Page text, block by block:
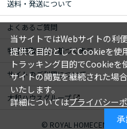
送料・発送について
よくあるご質問
特定商取引法に基づく表示
サイトのご利用について
大和ハウスグループ
© ROYAL HOMECENTER
当サイトではWebサイトの利
提供を目的としてCookieを使
トラッキング目的でCookieを
サイトの閲覧を継続された場
いたします。
詳細についてはプライバシー
承